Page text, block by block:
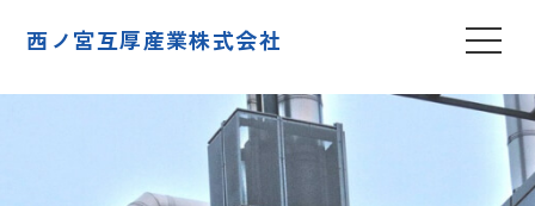
西ノ宮互厚産業株式会社